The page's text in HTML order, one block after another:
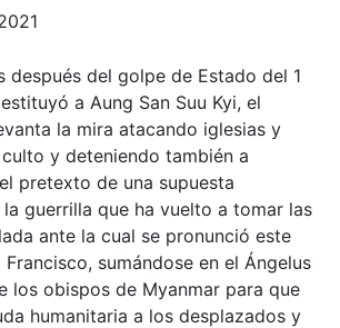
después del golpe de Estado del 1
a Aung San Suu Kyi, el
la mira atacando iglesias y
y deteniendo también a
pretexto de una supuesta
guerrilla que ha vuelto a tomar las
ante la cual se pronunció este
sumándose en el Ángelus
los obispos de Myanmar para que
humanitaria a los desplazados y